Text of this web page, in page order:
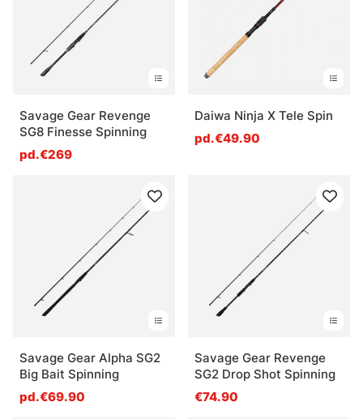
» Canne lancer
Questions fréquentes
Qu’est-ce qu’une canne à pêche ?
Comment choisir une canne à pêche ?
Qu’est-ce que l’action d’une canne ?
?
Savage Gear Revenge
SG8 Finesse Spinning
pd.€269
Daiwa Ninja X Tele Spin
pd.€49.90
Savage Gear Alpha SG2
Big Bait Spinning
pd.€69.90
Savage Gear Revenge
SG2 Drop Shot Spinning
€74.90